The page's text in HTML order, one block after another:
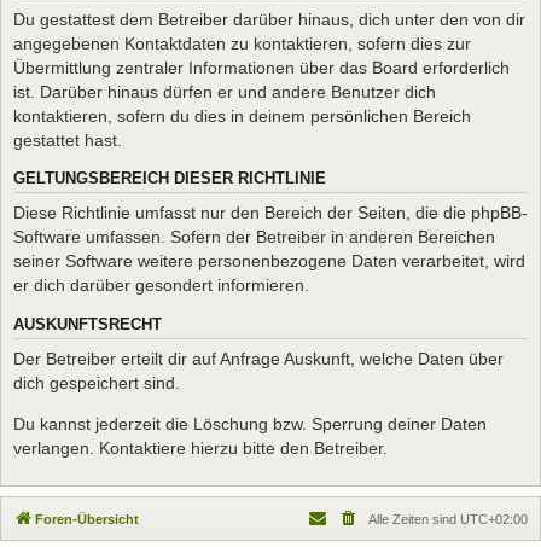
Du gestattest dem Betreiber darüber hinaus, dich unter den von dir
angegebenen Kontaktdaten zu kontaktieren, sofern dies zur
Übermittlung zentraler Informationen über das Board erforderlich
ist. Darüber hinaus dürfen er und andere Benutzer dich
kontaktieren, sofern du dies in deinem persönlichen Bereich
gestattet hast.
GELTUNGSBEREICH DIESER RICHTLINIE
Diese Richtlinie umfasst nur den Bereich der Seiten, die die phpBB-
Software umfassen. Sofern der Betreiber in anderen Bereichen
seiner Software weitere personenbezogene Daten verarbeitet, wird
er dich darüber gesondert informieren.
AUSKUNFTSRECHT
Der Betreiber erteilt dir auf Anfrage Auskunft, welche Daten über
dich gespeichert sind.
Du kannst jederzeit die Löschung bzw. Sperrung deiner Daten
verlangen. Kontaktiere hierzu bitte den Betreiber.
Foren-Übersicht Alle Zeiten sind UTC+02:00